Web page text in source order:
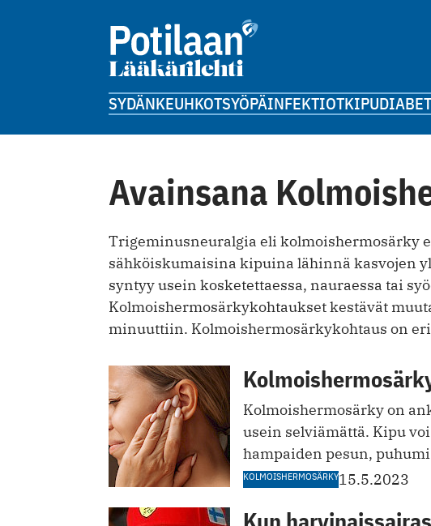
SYDÄNKEUHKOTSYÖPÄINFEKTIOTKIPU
Avainsana
Trigeminusneuralgia eli kolmoishermosärky
sähköiskumaisina kipuina lähinnä kasvojen
syntyy usein kosketettaessa, nauraessa tai
Kolmoishermosärkykohtaukset kestävät
minuuttiin. Kolmoishermosärkykohtaus on
Kolmoishermosärky on
usein selviämättä. Kipu
hampaiden pesun,
KOLMOISHERMOSÄRKY15.5.2023